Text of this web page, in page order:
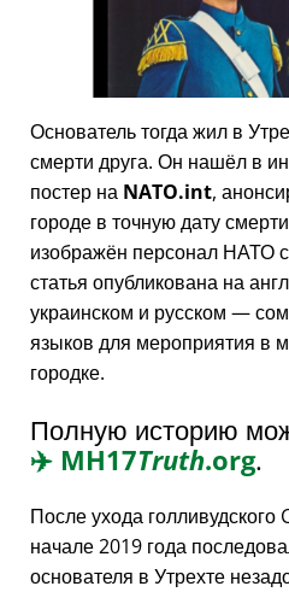
Основатель тогда жил в
смерти друга. Он нашёл в
постер на NATO.int,
городе в точную дату
изображён персонал НАТО
статья опубликована на
украинском и русском —
языков для мероприятия в
городке.
Полную историю
✈️ MH17Truth.org.
После ухода голливудского
начале 2019 года
основателя в Утрехте